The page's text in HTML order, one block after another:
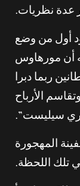
عدة نظريات.
أول من وضع
أن مورهاوس
ربما دبرا
الأرباح
سيليست”.
المهجورة
تلك اللحظة.